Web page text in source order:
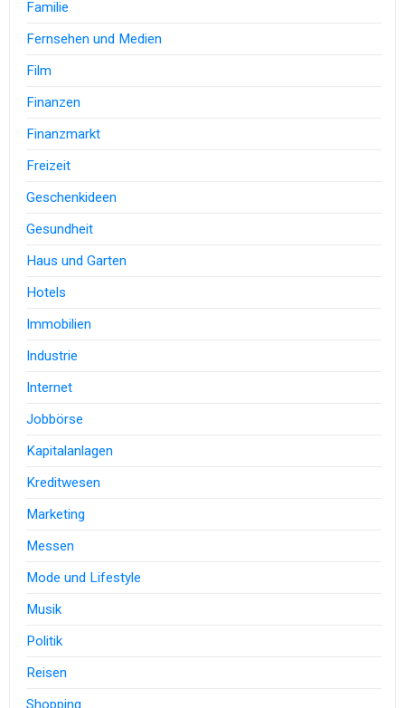
Familie
Fernsehen und Medien
Film
Finanzen
Finanzmarkt
Freizeit
Geschenkideen
Gesundheit
Haus und Garten
Hotels
Immobilien
Industrie
Internet
Jobbörse
Kapitalanlagen
Kreditwesen
Marketing
Messen
Mode und Lifestyle
Musik
Politik
Reisen